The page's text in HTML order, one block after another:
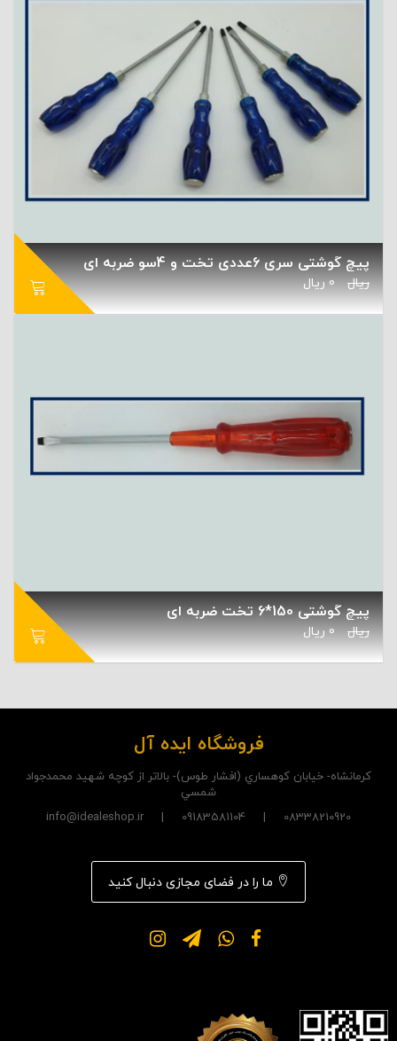
پیچ گوشتی سری 6عددی تخت و 4سو ضربه ای
ریال 0 ریال
پیچ گوشتی 150*6 تخت ضربه ای
ریال 0 ریال
فروشگاه ایده آل
کرمانشاه- خيابان کوهساري (افشار طوس)- بالاتر از کوچه شهيد محمدجواد
شمسي
08338210920 | 09183581104 | info@idealeshop.ir
ما را در فضای مجازی دنبال کنید